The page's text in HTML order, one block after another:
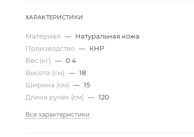
ХАРАКТЕРИСТИКИ
Материал — Натуральная кожа
Производство — КНР
Вес (кг) — 0.4
Высота (см) — 18
Ширина (см) — 15
Длина ручек (см) — 120
Все характеристики